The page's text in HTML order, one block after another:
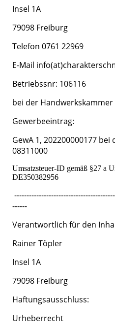
Insel 1A
79098 Freiburg
Telefon 0761 22969
E-Mail
Betriebssnr: 106116
bei der
Gewerbeeintrag:
GewA 1, 202200000177
08311000
Umsatzsteuer-ID gemäß §27 a
DE350382956
------
Verantwortlich für den
Rainer Töpler
Insel 1A
79098 Freiburg
Haftungsausschluss:
Urheberrecht